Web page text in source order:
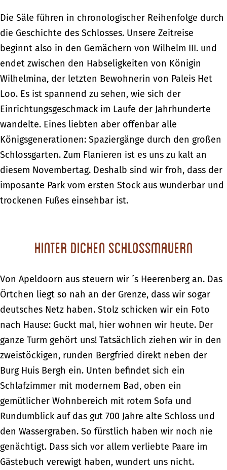
Die Säle führen in chronologischer Reihenfolge durch
die Geschichte des Schlosses. Unsere Zeitreise
beginnt also in den Gemächern von Wilhelm III. und
endet zwischen den Habseligkeiten von Königin
Wilhelmina, der letzten Bewohnerin von Paleis Het
Loo. Es ist spannend zu sehen, wie sich der
Einrichtungsgeschmack im Laufe der Jahrhunderte
wandelte. Eines liebten aber offenbar alle
Königsgenerationen: Spaziergänge durch den großen
Schlossgarten. Zum Flanieren ist es uns zu kalt an
diesem Novembertag. Deshalb sind wir froh, dass der
imposante Park vom ersten Stock aus wunderbar und
trockenen Fußes einsehbar ist.
Hinter dicken Schlossmauern
Von Apeldoorn aus steuern wir ´s Heerenberg an. Das
Örtchen liegt so nah an der Grenze, dass wir sogar
deutsches Netz haben. Stolz schicken wir ein Foto
nach Hause: Guckt mal, hier wohnen wir heute. Der
ganze Turm gehört uns! Tatsächlich ziehen wir in den
zweistöckigen, runden Bergfried direkt neben der
Burg Huis Bergh ein. Unten befindet sich ein
Schlafzimmer mit modernem Bad, oben ein
gemütlicher Wohnbereich mit rotem Sofa und
Rundumblick auf das gut 700 Jahre alte Schloss und
den Wassergraben. So fürstlich haben wir noch nie
genächtigt. Dass sich vor allem verliebte Paare im
Gästebuch verewigt haben, wundert uns nicht.